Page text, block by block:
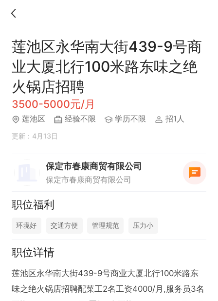
莲池区永华南大街439-9号商
业大厦北行100米路东味之绝
火锅店招聘
3500-5000元/月
莲池区 经验不限 学历不限 招1人
更新：4月13日
保定市春康商贸有限公司
保定市春康商贸有限公司
职位福利
环境好 交通方便 管理规范 压力小
职位详情
莲池区永华南大街439-9号商业大厦北行100米路东
味之绝火锅店招聘配菜工2名工资4000/月,服务员3名